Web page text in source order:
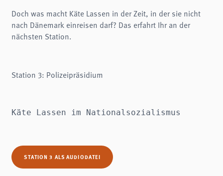
Doch was macht Käte Lassen in der Zeit, in der sie nicht
nach Dänemark einreisen darf? Das erfahrt Ihr an der
nächsten Station.
Station 3: Polizeipräsidium
Käte Lassen im Nationalsozialismus
STATION 3 ALS AUDIODATEI